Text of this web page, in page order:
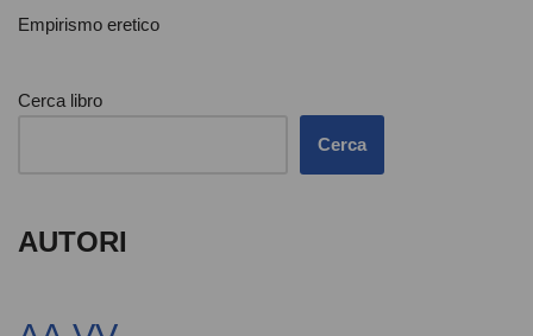
Empirismo eretico
Cerca libro
Cerca
AUTORI